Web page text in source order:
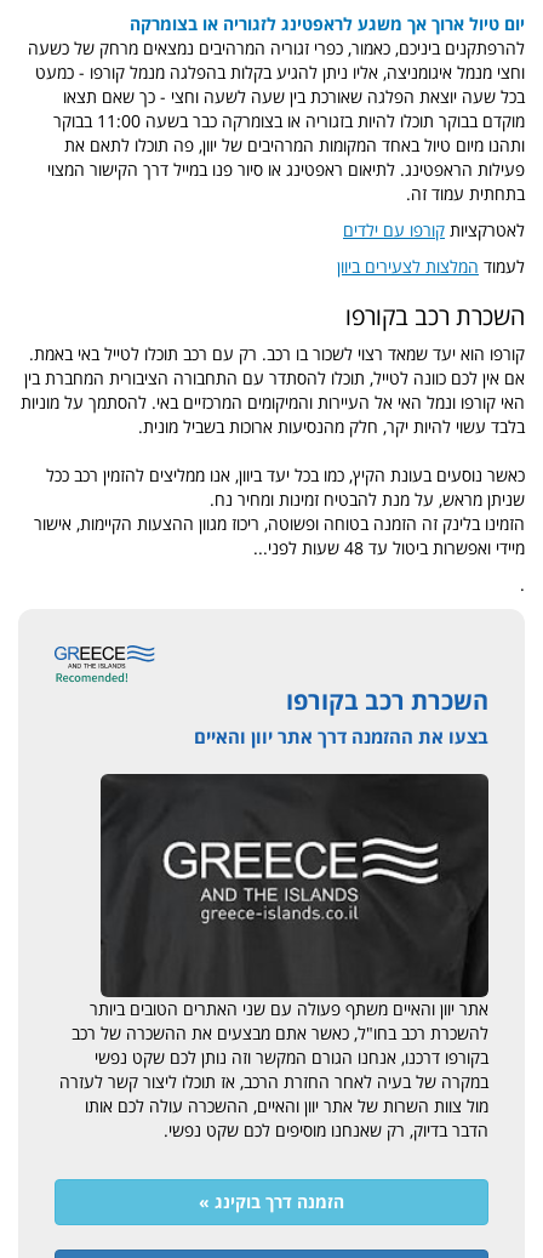
יום טיול ארוך אך משגע לראפטינג לזגוריה או בצומרקה
להרפתקנים ביניכם, כאמור, כפרי זגוריה המרהיבים נמצאים מרחק של כשעה
וחצי מנמל איגומניצה, אליו ניתן להגיע בקלות בהפלגה מנמל קורפו - כמעט
בכל שעה יוצאת הפלגה שאורכת בין שעה לשעה וחצי - כך שאם תצאו
מוקדם בבוקר תוכלו להיות בזגוריה או בצומרקה כבר בשעה 11:00 בבוקר
ותהנו מיום טיול באחד המקומות המרהיבים של יוון, פה תוכלו לתאם את
פעילות הראפטינג. לתיאום ראפטינג או סיור פנו במייל דרך הקישור המצוי
בתחתית עמוד זה.
לאטרקציות קורפו עם ילדים
לעמוד המלצות לצעירים ביוון
השכרת רכב בקורפו
קורפו הוא יעד שמאד רצוי לשכור בו רכב. רק עם רכב תוכלו לטייל באי באמת.
אם אין לכם כוונה לטייל, תוכלו להסתדר עם התחבורה הציבורית המחברת בין
האי קורפו ונמל האי אל העיירות והמיקומים המרכזיים באי. להסתמך על מוניות
בלבד עשוי להיות יקר, חלק מהנסיעות ארוכות בשביל מונית.
כאשר נוסעים בעונת הקיץ, כמו בכל יעד ביוון, אנו ממליצים להזמין רכב ככל
שניתן מראש, על מנת להבטיח זמינות ומחיר נח.
הזמינו בלינק זה הזמנה בטוחה ופשוטה, ריכוז מגוון ההצעות הקיימות, אישור
מיידי ואפשרות ביטול עד 48 שעות לפני...
.
השכרת רכב בקורפו
בצעו את ההזמנה דרך אתר יוון והאיים
אתר יוון והאיים משתף פעולה עם שני האתרים הטובים ביותר
להשכרת רכב בחו"ל, כאשר אתם מבצעים את ההשכרה של רכב
בקורפו דרכנו, אנחנו הגורם המקשר וזה נותן לכם שקט נפשי
במקרה של בעיה לאחר החזרת הרכב, אז תוכלו ליצור קשר לעזרה
מול צוות השרות של אתר יוון והאיים, ההשכרה עולה לכם אותו
הדבר בדיוק, רק שאנחנו מוסיפים לכם שקט נפשי.
הזמנה דרך בוקינג »